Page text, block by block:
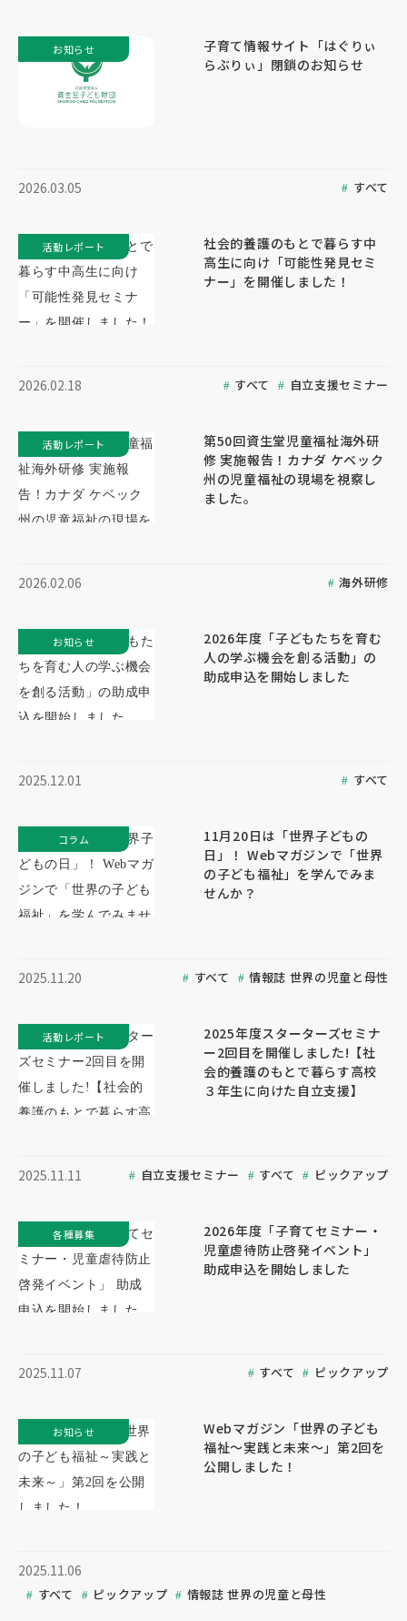
子育て情報サイト「はぐりぃ
らぶりぃ」閉鎖のお知らせ
2026.03.05 すべて
お知らせ
社会的養護のもとで暮らす中
高生に向け「可能性発見セミ
ナー」を開催しました！
2026.02.18 すべて 自立支援セミナー
活動レポート
第50回資生堂児童福祉海外研
修 実施報告！カナダ ケベック
州の児童福祉の現場を視察し
ました。
2026.02.06 海外研修
活動レポート
2026年度「子どもたちを育む
人の学ぶ機会を創る活動」の
助成申込を開始しました
2025.12.01 すべて
お知らせ
11月20日は「世界子どもの
日」！ Webマガジンで「世界
の子ども福祉」を学んでみま
せんか？
2025.11.20 すべて 情報誌 世界の児童と母性
コラム
2025年度スターターズセミナ
ー2回目を開催しました!【社
会的養護のもとで暮らす高校
３年生に向けた自立支援】
2025.11.11 自立支援セミナー すべて ピックアップ
活動レポート
2026年度「子育てセミナー・
児童虐待防止啓発イベント」
助成申込を開始しました
2025.11.07 すべて ピックアップ
各種募集
Webマガジン「世界の子ども
福祉～実践と未来～」第2回を
公開しました！
2025.11.06
すべて ピックアップ 情報誌 世界の児童と母性
お知らせ